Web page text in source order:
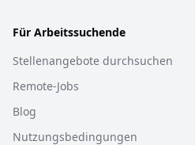
Für Arbeitssuchende
Stellenangebote durchsuchen
Remote-Jobs
Blog
Nutzungsbedingungen